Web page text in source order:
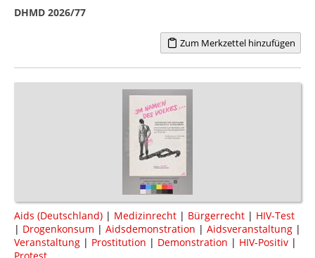
DHMD 2026/77
Zum Merkzettel hinzufügen
Aids (Deutschland) | Medizinrecht | Bürgerrecht | HIV-Test
| Drogenkonsum | Aidsdemonstration | Aidsveranstaltung |
Veranstaltung | Prostitution | Demonstration | HIV-Positiv |